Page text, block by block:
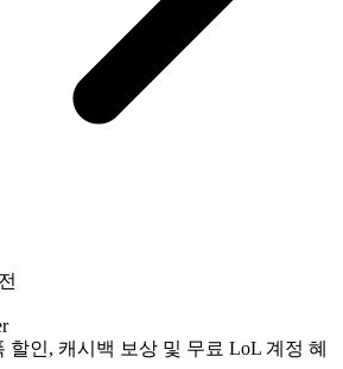
할인, 캐시백 보상 및 무료 LoL 계정 혜